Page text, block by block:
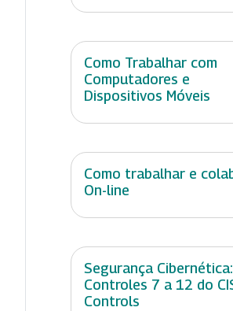
Como Trabalhar com
Computadores e
Dispositivos Móveis
Como trabalhar e
On-line
Segurança Cibernética:
Controles 7 a 12 do
Controls